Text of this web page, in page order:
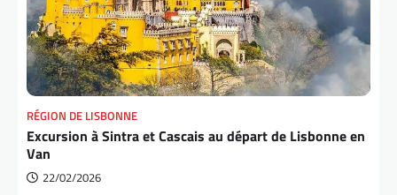
RÉGION DE LISBONNE
Excursion à Sintra et Cascais au départ de Lisbonne en
Van
22/02/2026